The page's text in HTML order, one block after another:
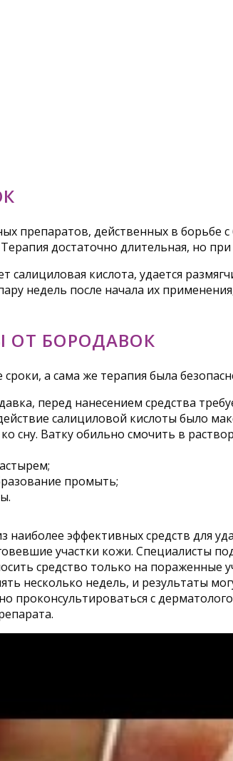
препаратов, действенных в борьбе
достаточно длительная, но
кислота, удается
недель после начала их
БОРОДАВОК
а сама же терапия была
перед нанесением средства
салициловой кислоты было
сну. Ватку обильно смочить в
промыть;
эффективных средств для
участки кожи. Специалисты
средство только на пораженные
несколько недель, и результаты
проконсультироваться с